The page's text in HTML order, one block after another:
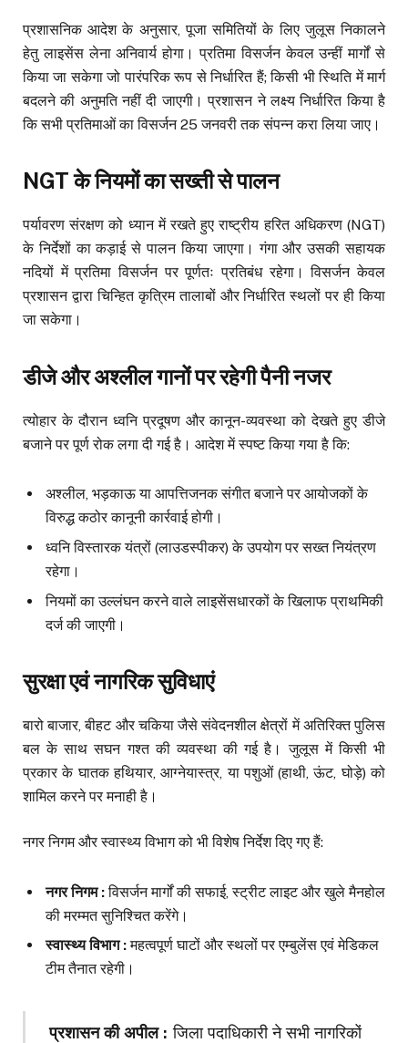
प्रशासनिक आदेश के अनुसार, पूजा समितियों के लिए जुलूस निकालने
हेतु लाइसेंस लेना अनिवार्य होगा। प्रतिमा विसर्जन केवल उन्हीं मार्गों से
किया जा सकेगा जो पारंपरिक रूप से निर्धारित हैं; किसी भी स्थिति में मार्ग
बदलने की अनुमति नहीं दी जाएगी। प्रशासन ने लक्ष्य निर्धारित किया है
कि सभी प्रतिमाओं का विसर्जन 25 जनवरी तक संपन्न करा लिया जाए।
NGT के नियमों का सख्ती से पालन
पर्यावरण संरक्षण को ध्यान में रखते हुए राष्ट्रीय हरित अधिकरण (NGT)
के निर्देशों का कड़ाई से पालन किया जाएगा। गंगा और उसकी सहायक
नदियों में प्रतिमा विसर्जन पर पूर्णतः प्रतिबंध रहेगा। विसर्जन केवल
प्रशासन द्वारा चिन्हित कृत्रिम तालाबों और निर्धारित स्थलों पर ही किया
जा सकेगा।
डीजे और अश्लील गानों पर रहेगी पैनी नजर
त्योहार के दौरान ध्वनि प्रदूषण और कानून-व्यवस्था को देखते हुए डीजे
बजाने पर पूर्ण रोक लगा दी गई है। आदेश में स्पष्ट किया गया है कि:
अश्लील, भड़काऊ या आपत्तिजनक संगीत बजाने पर आयोजकों के
विरुद्ध कठोर कानूनी कार्रवाई होगी।
ध्वनि विस्तारक यंत्रों (लाउडस्पीकर) के उपयोग पर सख्त नियंत्रण
रहेगा।
नियमों का उल्लंघन करने वाले लाइसेंसधारकों के खिलाफ प्राथमिकी
दर्ज की जाएगी।
सुरक्षा एवं नागरिक सुविधाएं
बारो बाजार, बीहट और चकिया जैसे संवेदनशील क्षेत्रों में अतिरिक्त पुलिस
बल के साथ सघन गश्त की व्यवस्था की गई है। जुलूस में किसी भी
प्रकार के घातक हथियार, आग्नेयास्त्र, या पशुओं (हाथी, ऊंट, घोड़े) को
शामिल करने पर मनाही है।
नगर निगम और स्वास्थ्य विभाग को भी विशेष निर्देश दिए गए हैं:
नगर निगम :विसर्जन मार्गों की सफाई, स्ट्रीट लाइट और खुले मैनहोल
की मरम्मत सुनिश्चित करेंगे।
स्वास्थ्य विभाग :महत्वपूर्ण घाटों और स्थलों पर एम्बुलेंस एवं मेडिकल
टीम तैनात रहेगी।
प्रशासन की अपील : जिला पदाधिकारी ने सभी नागरिकों